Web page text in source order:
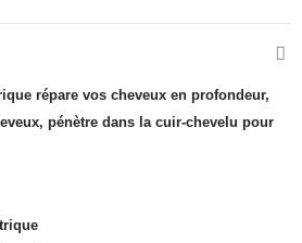
répare vos cheveux en profondeur,
pénètre dans la cuir-chevelu pour